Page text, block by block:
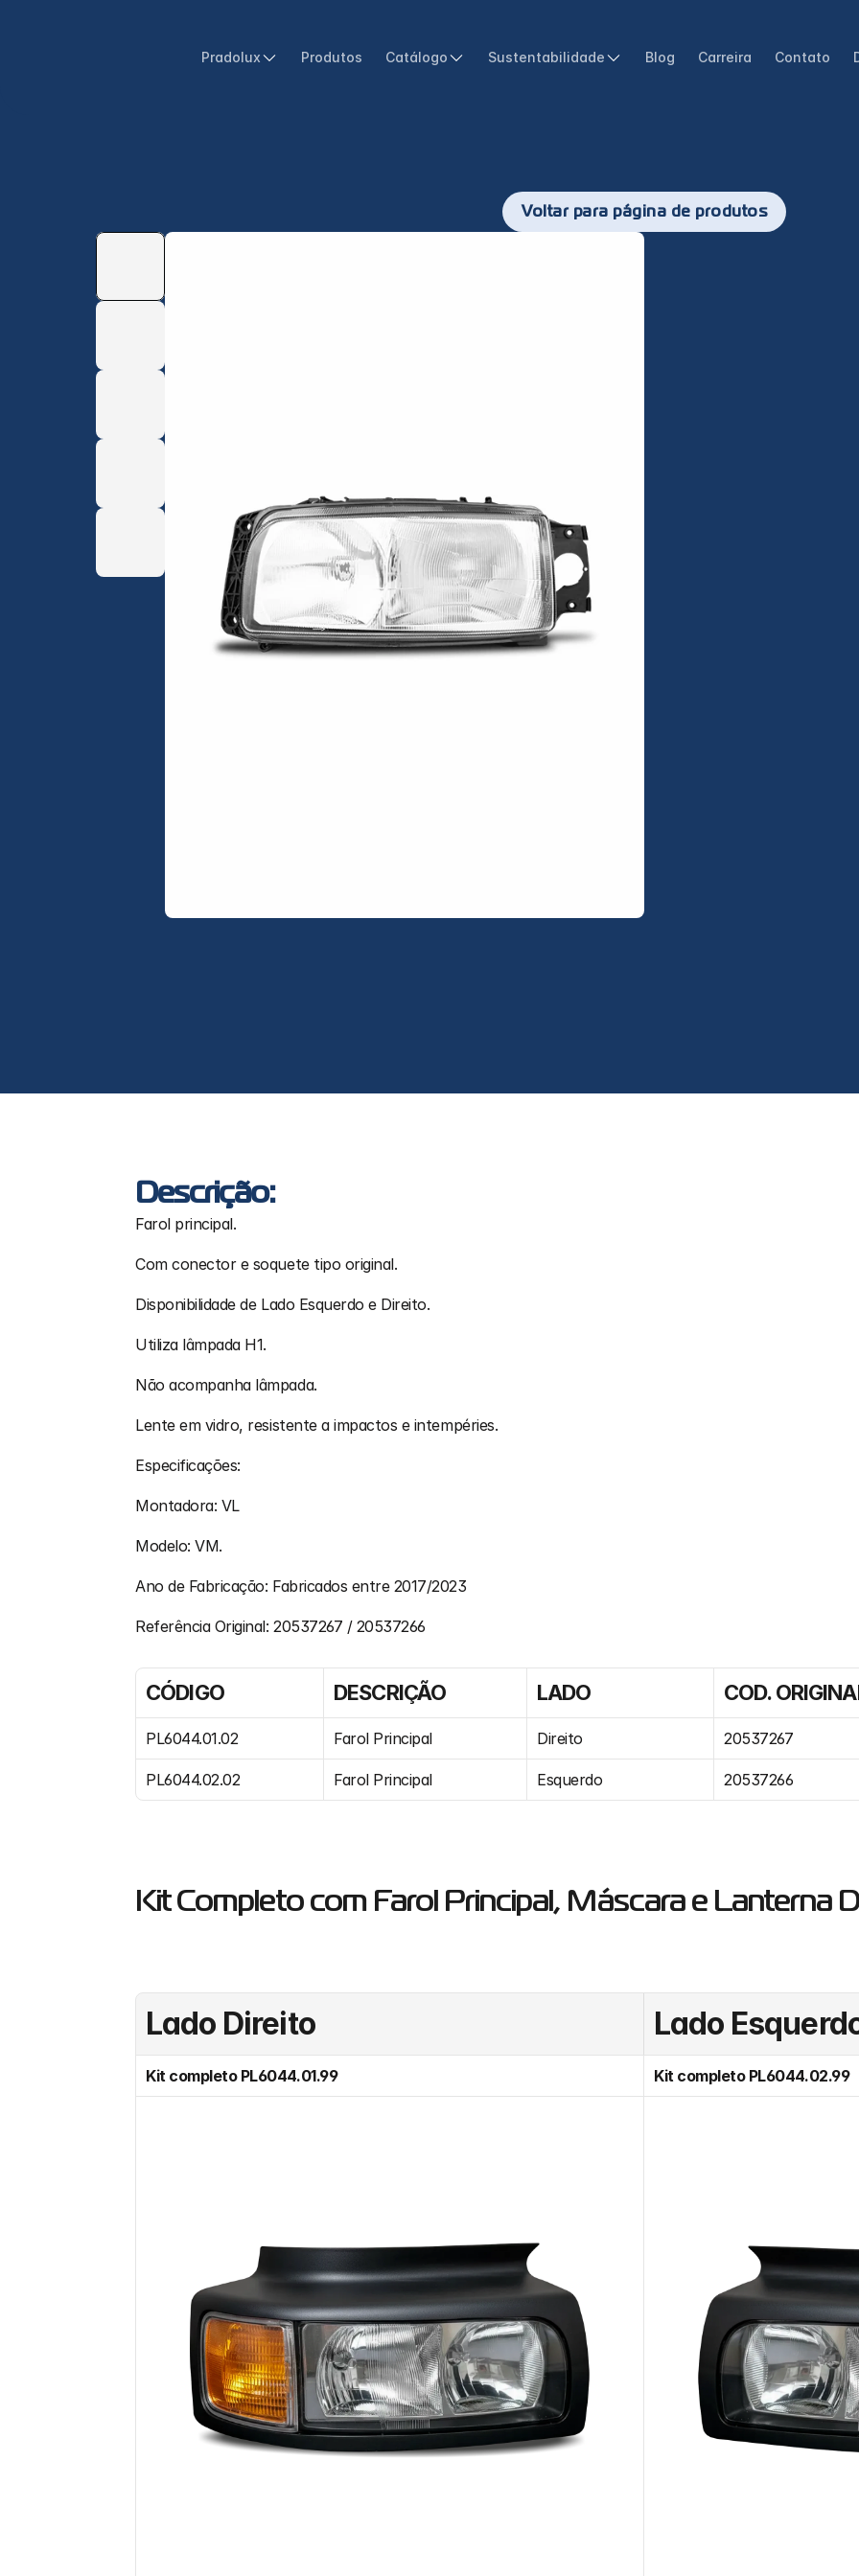
Voltar para página de produtos
Descrição:
Farol principal.
Com conector e soquete tipo original.
Disponibilidade de Lado Esquerdo e Direito.
Utiliza lâmpada H1.
Não acompanha lâmpada.
Lente em vidro, resistente a impactos e intempéries.
Especificações:
Montadora: VL
Modelo: VM.
Ano de Fabricação: Fabricados entre 2017/2023
Referência Original: 20537267 / 20537266
CÓDIGO DESCRIÇÃO LADO COD.
PL6044.01.02 Farol Principal Direito 20537267
PL6044.02.02 Farol Principal Esquerdo 20537266
Kit Completo com Farol Principal, Máscara e Lanterna
Lado Direito Lado
Kit completo PL6044.01.99 Kit completo PL6044.02.99
Pradolux Produtos Catálogo Sustentabilidade Blog Carreira Contato